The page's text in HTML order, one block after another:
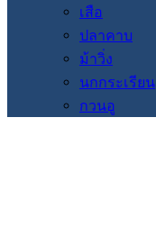
เสือ
ปลาคาบ
ม้าวิ่ง
นกกระเรียน
กวนอู